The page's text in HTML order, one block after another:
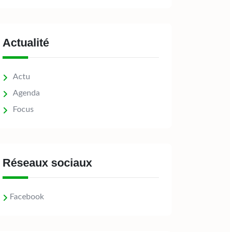
Actualité
Actu
Agenda
Focus
Réseaux sociaux
Facebook